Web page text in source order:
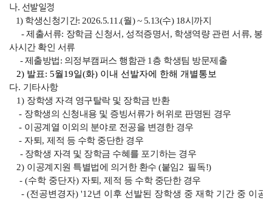
나. 선발일정
1) 학생신청기간: 2026.5.11.(월) ~ 5.13(수) 18시까지
- 제출서류: 장학금 신청서, 성적증명서, 학생역량 관련 서류, 봉
사시간 확인 서류
- 제출방법: 의정부캠퍼스 행함관 1층 학생팀 방문제출
2) 발표: 5월19일(화) 이내 선발자에 한해 개별통보
다. 기타사항
1) 장학생 자격 영구탈락 및 장학금 반환
- 장학생의 신청내용 및 증빙서류가 허위로 판명된 경우
- 이공계열 이외의 분야로 전공을 변경한 경우
- 자퇴 ,제적 등 수학 중단한 경우
- 장학생 자격 및 장학금 수혜를 포기하는 경우
2) 이공계지원 특별법에 의거한 환수 (붙임2 필독!)
- (수학 중단자) 자퇴 ,제적 등 수학 중단한 경우
- (전공변경자) '12년 이후 선발된 장학생 중 재학 기간 중 이공